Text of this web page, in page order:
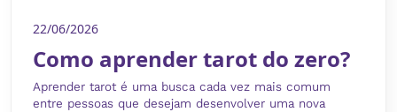
22/06/2026
Como aprender tarot do zero?
Aprender tarot é uma busca cada vez mais comum
entre pessoas que desejam desenvolver uma nova